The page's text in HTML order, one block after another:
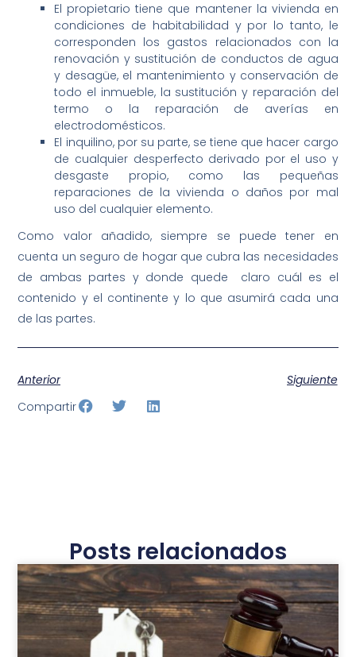
El propietario tiene que mantener la vivienda en
condiciones de habitabilidad y por lo tanto, le
corresponden los gastos relacionados con la
renovación y sustitución de conductos de agua
y desagüe, el mantenimiento y conservación de
todo el inmueble, la sustitución y reparación del
termo o la reparación de averías en
electrodomésticos.
El inquilino, por su parte, se tiene que hacer cargo
de cualquier desperfecto derivado por el uso y
desgaste propio, como las pequeñas
reparaciones de la vivienda o daños por mal
uso del cualquier elemento.
Como valor añadido, siempre se puede tener en
cuenta un seguro de hogar que cubra las necesidades
de ambas partes y donde quede claro cuál es el
contenido y el continente y lo que asumirá cada una
de las partes.
Anterior
Siguiente
Compartir
Posts relacionados